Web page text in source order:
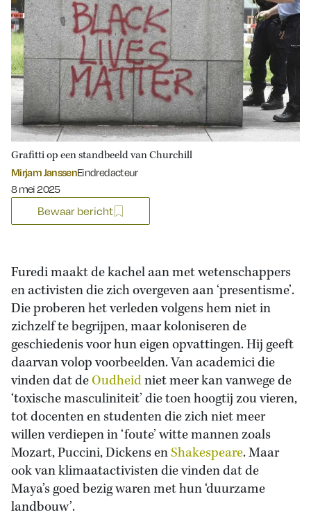
Grafitti op een standbeeld van Churchill
Mirjam JanssenEindredacteur
Gepubliceerd op:
8 mei 2025
Bewaar bericht
Furedi maakt de kachel aan met wetenschappers
en activisten die zich overgeven aan ‘presentisme’.
Die proberen het verleden volgens hem niet in
zichzelf te begrijpen, maar koloniseren de
geschiedenis voor hun eigen opvattingen. Hij geeft
daarvan volop voorbeelden. Van academici die
vinden dat deOudheidniet meer kan vanwege de
‘toxische masculiniteit’ die toen hoogtij zou vieren,
tot docenten en studenten die zich niet meer
willen verdiepen in ‘foute’ witte mannen zoals
Mozart, Puccini, Dickens enShakespeare. Maar
ook van klimaatactivisten die vinden dat de
Maya’s goed bezig waren met hun ‘duurzame
landbouw’.